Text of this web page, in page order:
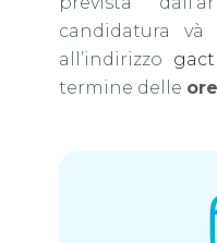
candidatura
all’indirizzo
termine delle